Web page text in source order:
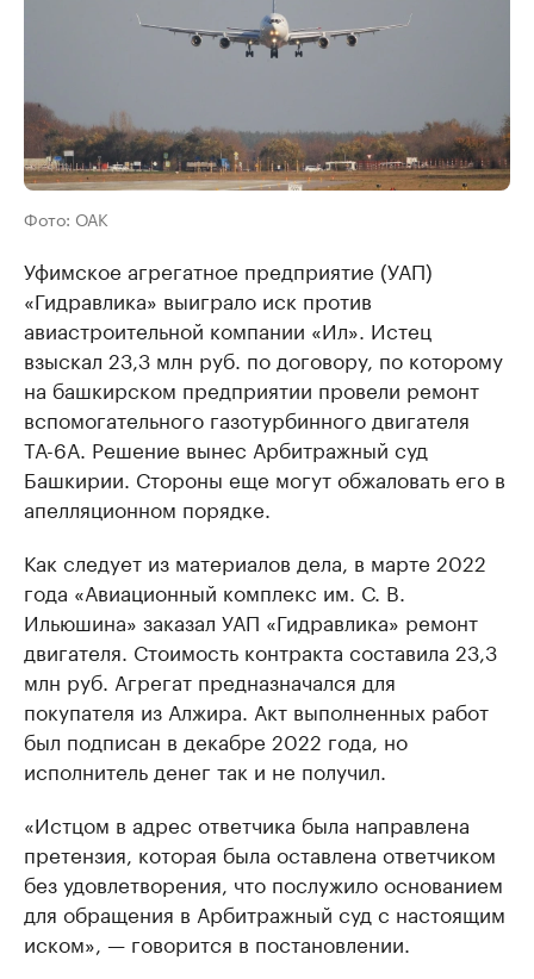
Фото: ОАК
Уфимское агрегатное предприятие (УАП)
«Гидравлика» выиграло иск против
авиастроительной компании «Ил». Истец
взыскал 23,3 млн руб. по договору, по которому
на башкирском предприятии провели ремонт
вспомогательного газотурбинного двигателя
ТА-6А. Решение вынес Арбитражный суд
Башкирии. Стороны еще могут обжаловать его в
апелляционном порядке.
Как следует из материалов дела, в марте 2022
года «Авиационный комплекс им. С. В.
Ильюшина» заказал УАП «Гидравлика» ремонт
двигателя. Стоимость контракта составила 23,3
млн руб. Агрегат предназначался для
покупателя из Алжира. Акт выполненных работ
был подписан в декабре 2022 года, но
исполнитель денег так и не получил.
«Истцом в адрес ответчика была направлена
претензия, которая была оставлена ответчиком
без удовлетворения, что послужило основанием
для обращения в Арбитражный суд с настоящим
иском», — говорится в постановлении.